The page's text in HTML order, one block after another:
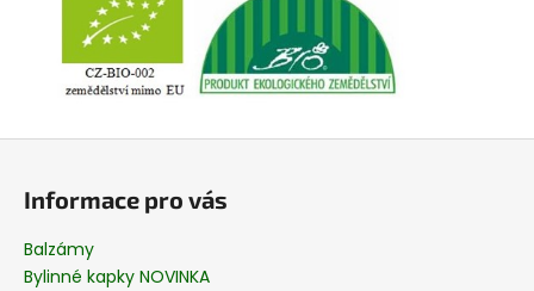
Informace pro vás
Balzámy
Bylinné kapky NOVINKA